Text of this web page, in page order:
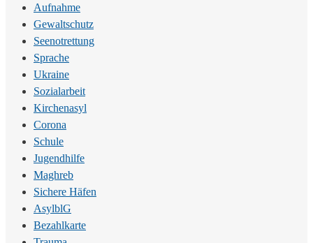
Aufnahme
Gewaltschutz
Seenotrettung
Sprache
Ukraine
Sozialarbeit
Kirchenasyl
Corona
Schule
Jugendhilfe
Maghreb
Sichere Häfen
AsylblG
Bezahlkarte